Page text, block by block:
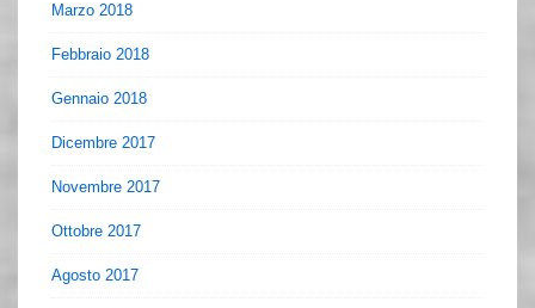
Marzo 2018
Febbraio 2018
Gennaio 2018
Dicembre 2017
Novembre 2017
Ottobre 2017
Agosto 2017